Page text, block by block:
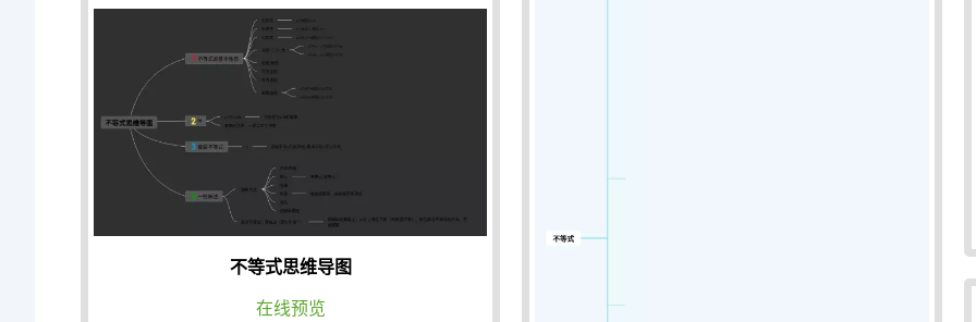
不等式思维导图
在线预览